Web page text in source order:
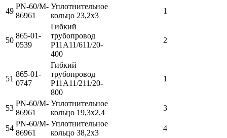
49
PN-60/M-
86961
Уплотнительное
кольцо 23,2x3
1
50
865-01-
0539
Гибкий
трубопровод
Р11А11/611/20-
400
2
51
865-01-
0747
Гибкий
трубопровод
Р11А11/211/20-
800
1
53
PN-60/M-
86961
Уплотнительное
кольцо 19,3x2,4
3
54
PN-60/M-
86961
Уплотнительное
кольцо 38,2x3
4